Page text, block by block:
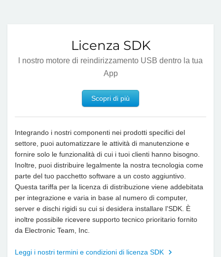
Licenza SDK
l nostro motore di reindirizzamento USB dentro la tua
App
Scopri di più
Integrando i nostri componenti nei prodotti specifici del
settore, puoi automatizzare le attività di manutenzione e
fornire solo le funzionalità di cui i tuoi clienti hanno bisogno.
Inoltre, puoi distribuire legalmente la nostra tecnologia come
parte del tuo pacchetto software a un costo aggiuntivo.
Questa tariffa per la licenza di distribuzione viene addebitata
per integrazione e varia in base al numero di computer,
server e dischi rigidi su cui si desidera installare l'SDK. È
inoltre possibile ricevere supporto tecnico prioritario fornito
da Electronic Team, Inc.
Leggi i nostri termini e condizioni di licenza SDK